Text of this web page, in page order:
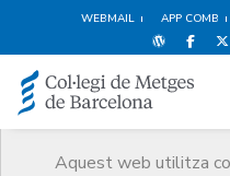
WEBMAIL APP COMB
Aquest web utilitza